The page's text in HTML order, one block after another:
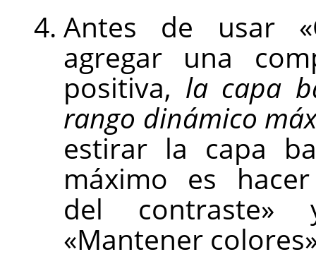
Antes de usar
agregar una
positiva, la capa
rango dinámico
estirar la capa
máximo es hacer
del contraste»
«Mantener